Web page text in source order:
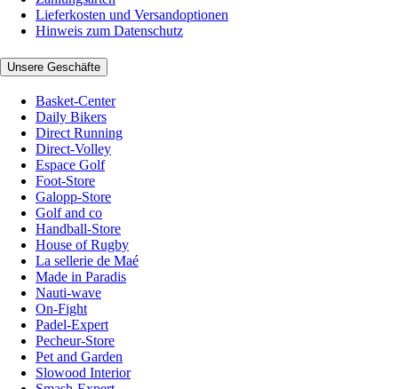
Lieferkosten und Versandoptionen
Hinweis zum Datenschutz
Unsere Geschäfte
Basket-Center
Daily Bikers
Direct Running
Direct-Volley
Espace Golf
Foot-Store
Galopp-Store
Golf and co
Handball-Store
House of Rugby
La sellerie de Maé
Made in Paradis
Nauti-wave
On-Fight
Padel-Expert
Pecheur-Store
Pet and Garden
Slowood Interior